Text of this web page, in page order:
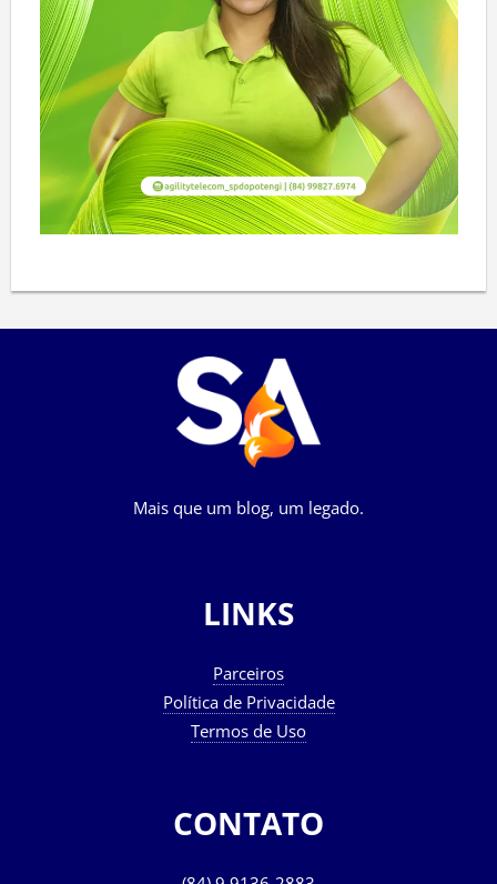
Mais que um blog, um legado.
LINKS
Parceiros
Política de Privacidade
Termos de Uso
CONTATO